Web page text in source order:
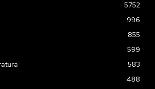
5752
996
855
599
583
488